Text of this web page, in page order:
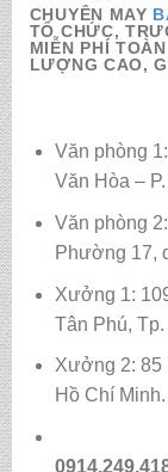
CHUYÊN MAY
TỔ CHỨC,
MIỄN PHÍ
LƯỢNG CAO,
Văn phòng
Văn Hòa –
Văn phòng
Phường 17,
Xưởng 1:
Tân Phú, Tp.
Xưởng 2: 85
Hồ Chí Minh.